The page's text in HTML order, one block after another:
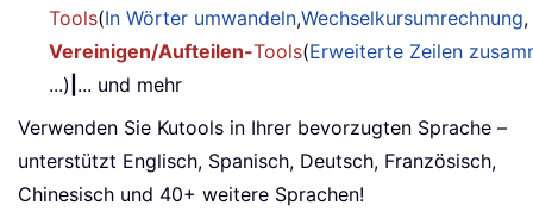
Tools(In Wörter umwandeln,Wechselkursumrechnung
Vereinigen/Aufteilen-Tools(Erweiterte Zeilen
...) ... und mehr
Verwenden Sie Kutools in Ihrer bevorzugten Sprache –
unterstützt Englisch, Spanisch, Deutsch, Französisch,
Chinesisch und 40+ weitere Sprachen!